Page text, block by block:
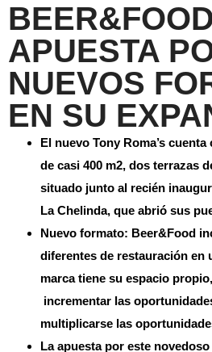
APUESTA
NUEVOS
EN SU
El nuevo Tony Roma’s
de casi 400 m2, dos terrazas
situado junto al recién
La Chelinda, que abrió sus
Nuevo formato: Beer&Food
diferentes de restauración en
marca tiene su espacio
incrementar las
multiplicarse las
La apuesta por este